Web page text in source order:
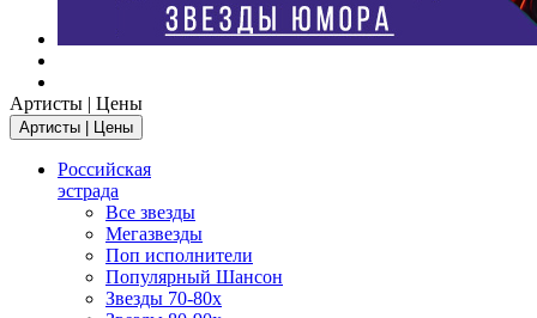
Артисты | Цены
Артисты | Цены
Российская
эстрада
Все звезды
Мегазвезды
Поп исполнители
Популярный Шансон
Звезды 70-80х